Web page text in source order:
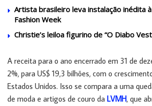
Artista brasileiro leva instalação inédita
Fashion Week
Christie’s leiloa figurino de “O Diabo
A receita para o ano encerrado em 31 de
2%, para US$ 19,3 bilhões, com o
Estados Unidos. Isso se compara a uma
de moda e artigos de couro da LVMH, que